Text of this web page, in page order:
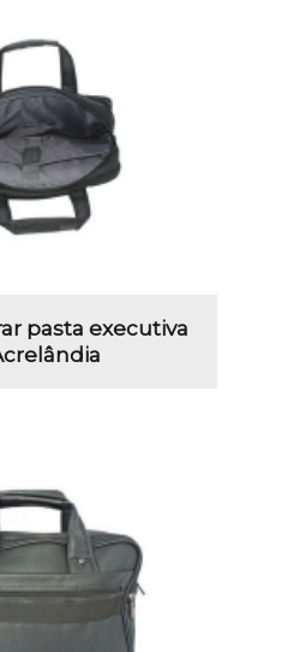
pasta executiva